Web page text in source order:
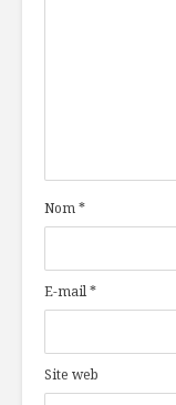
Nom*
E-mail*
Site web